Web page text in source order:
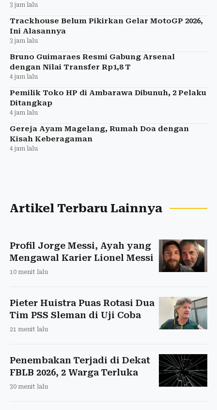
3 jam lalu
Trackhouse Belum Pikirkan Gelar MotoGP 2026,
Ini Alasannya
3 jam lalu
Bruno Guimaraes Resmi Gabung Arsenal
dengan Nilai Transfer Rp1,8 T
4 jam lalu
Pemilik Toko HP di Ambarawa Dibunuh, 2 Pelaku
Ditangkap
4 jam lalu
Gereja Ayam Magelang, Rumah Doa dengan
Kisah Keberagaman
4 jam lalu
Artikel Terbaru Lainnya
Profil Jorge Messi, Ayah yang
Mengawal Karier Lionel Messi
10 menit lalu
Pieter Huistra Puas Rotasi Dua
Tim PSS Sleman di Uji Coba
21 menit lalu
Penembakan Terjadi di Dekat
FBLB 2026, 2 Warga Terluka
30 menit lalu